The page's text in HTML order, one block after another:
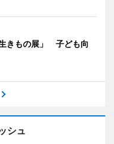
きもの展」 子ども向
シュ